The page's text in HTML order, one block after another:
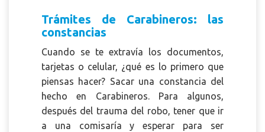
Trámites de Carabineros: las
constancias
Cuando se te extravía los documentos,
tarjetas o celular, ¿qué es lo primero que
piensas hacer? Sacar una constancia del
hecho en Carabineros. Para algunos,
después del trauma del robo, tener que ir
a una comisaría y esperar para ser